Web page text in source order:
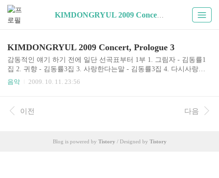
KIMDONGRYUL 2009 Concert (1)
KIMDONGRYUL 2009 Concert, Prologue 3
감동적인 얘기 하기 전에 일단 선곡표부터 1부 1. 그림자 - 김동률1
집 2. 귀향 - 김동률3집 3. 사랑한다는말 - 김동률3집 4. 다시사랑한
다말할까 - 김동률3집 5. 낙엽 - 김동률3집 6. 뒷모습 - 김동률5집 7.
(Feat. 원티드 김재석) - 김동률4집 10. 2년만에 (Feat. 원티드 김재석)
- 김동률2집 (목.금) Intermission by 송영주 피아노 (토.일) Intermissio
음악 2009. 10. 11. 23:56
이전 다음
Blog is powered by Tistory / Designed by Tistory